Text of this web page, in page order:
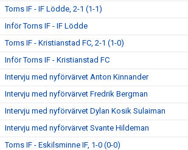
Torns IF - IF Lödde, 2-1 (1-1)
Inför Torns IF - IF Lödde
Torns IF - Kristianstad FC, 2-1 (1-0)
Inför Torns IF - Kristianstad FC
Intervju med nyförvärvet Anton Kinnander
Intervju med nyförvärvet Fredrik Bergman
Intervju med nyförvärvet Dylan Kosik Sulaiman
Intervju med nyförvärvet Svante Hildeman
Torns IF - Eskilsminne IF, 1-0 (0-0)